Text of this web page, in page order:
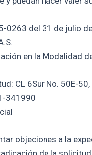
0263 del 31 de julio
en la Modalidad
CL 6Sur No. 50E-50,
341990
objeciones a la